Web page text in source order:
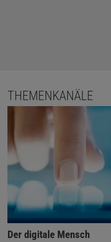
THEMENKANÄLE
Der digitale Mensch